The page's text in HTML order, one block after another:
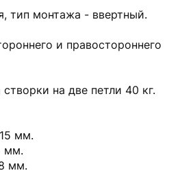
тип монтажа - ввертный.
и правостороннего
на две петли 40 кг.
мм.
мм.
мм.